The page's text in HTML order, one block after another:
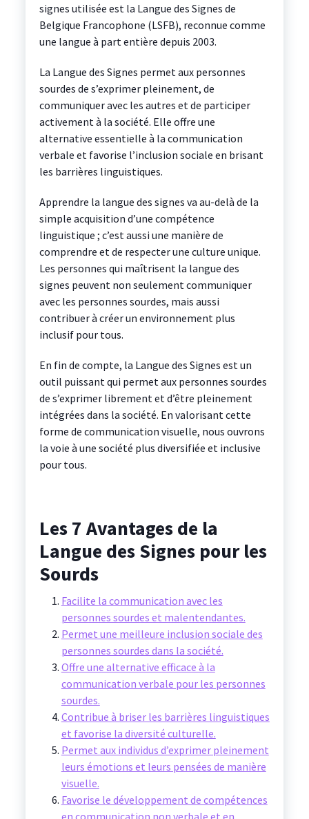
signes utilisée est la Langue des Signes de
Belgique Francophone (LSFB), reconnue comme
une langue à part entière depuis 2003.
La Langue des Signes permet aux personnes
sourdes de s’exprimer pleinement, de
communiquer avec les autres et de participer
activement à la société. Elle offre une
alternative essentielle à la communication
verbale et favorise l’inclusion sociale en brisant
les barrières linguistiques.
Apprendre la langue des signes va au-delà de la
simple acquisition d’une compétence
linguistique ; c’est aussi une manière de
comprendre et de respecter une culture unique.
Les personnes qui maîtrisent la langue des
signes peuvent non seulement communiquer
avec les personnes sourdes, mais aussi
contribuer à créer un environnement plus
inclusif pour tous.
En fin de compte, la Langue des Signes est un
outil puissant qui permet aux personnes sourdes
de s’exprimer librement et d’être pleinement
intégrées dans la société. En valorisant cette
forme de communication visuelle, nous ouvrons
la voie à une société plus diversifiée et inclusive
pour tous.
Les 7 Avantages de la
Langue des Signes pour les
Sourds
Facilite la communication avec les
personnes sourdes et malentendantes.
Permet une meilleure inclusion sociale des
personnes sourdes dans la société.
Offre une alternative efficace à la
communication verbale pour les personnes
sourdes.
Contribue à briser les barrières linguistiques
et favorise la diversité culturelle.
Permet aux individus d’exprimer pleinement
leurs émotions et leurs pensées de manière
visuelle.
Favorise le développement de compétences